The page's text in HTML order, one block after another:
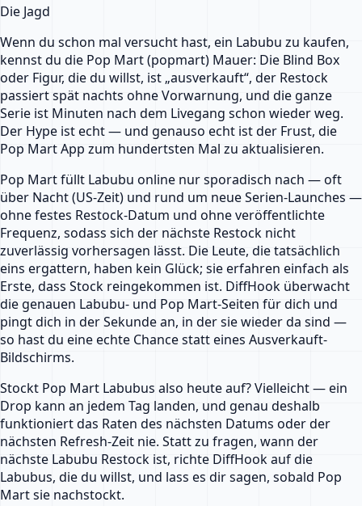
Die Jagd
Wenn du schon mal versucht hast, ein Labubu zu kaufen,
kennst du die Pop Mart (popmart) Mauer: Die Blind Box
oder Figur, die du willst, ist „ausverkauft“, der Restock
passiert spät nachts ohne Vorwarnung, und die ganze
Serie ist Minuten nach dem Livegang schon wieder weg.
Der Hype ist echt — und genauso echt ist der Frust, die
Pop Mart App zum hundertsten Mal zu aktualisieren.
Pop Mart füllt Labubu online nur sporadisch nach — oft
über Nacht (US-Zeit) und rund um neue Serien-Launches —
ohne festes Restock-Datum und ohne veröffentlichte
Frequenz, sodass sich der nächste Restock nicht
zuverlässig vorhersagen lässt. Die Leute, die tatsächlich
eins ergattern, haben kein Glück; sie erfahren einfach als
Erste, dass Stock reingekommen ist. DiffHook überwacht
die genauen Labubu- und Pop Mart-Seiten für dich und
pingt dich in der Sekunde an, in der sie wieder da sind —
so hast du eine echte Chance statt eines Ausverkauft-
Bildschirms.
Stockt Pop Mart Labubus also heute auf? Vielleicht — ein
Drop kann an jedem Tag landen, und genau deshalb
funktioniert das Raten des nächsten Datums oder der
nächsten Refresh-Zeit nie. Statt zu fragen, wann der
nächste Labubu Restock ist, richte DiffHook auf die
Labubus, die du willst, und lass es dir sagen, sobald Pop
Mart sie nachstockt.